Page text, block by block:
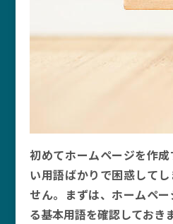
初めてホームページを作
い用語ばかりで困惑して
せん。まずは、ホームペ
る基本用語を確認しておき